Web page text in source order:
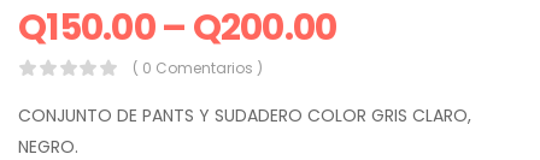
Q150.00–Q200.00
( 0 Comentarios )
CONJUNTO DE PANTS Y SUDADERO COLOR GRIS CLARO,
NEGRO.